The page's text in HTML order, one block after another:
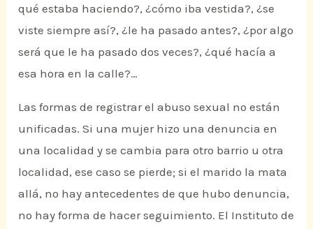
qué estaba haciendo?, ¿cómo iba vestida?, ¿se
viste siempre así?, ¿le ha pasado antes?, ¿por algo
será que le ha pasado dos veces?, ¿qué hacía a
esa hora en la calle?…
Las formas de registrar el abuso sexual no están
unificadas. Si una mujer hizo una denuncia en
una localidad y se cambia para otro barrio u otra
localidad, ese caso se pierde; si el marido la mata
allá, no hay antecedentes de que hubo denuncia,
no hay forma de hacer seguimiento. El Instituto de